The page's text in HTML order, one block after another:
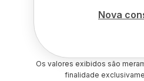
Nova
Os valores exibidos são
finalidade